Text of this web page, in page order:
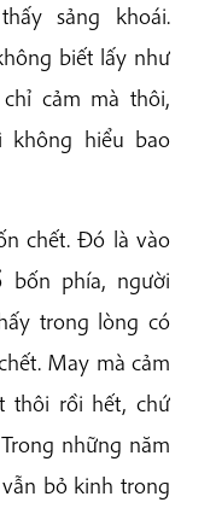
sảng khoái.
biết lấy như
cảm mà thôi,
hiểu bao
chết. Đó là vào
bốn phía, người
trong lòng có
May mà cảm
thôi rồi hết, chứ
những năm
bỏ kinh trong